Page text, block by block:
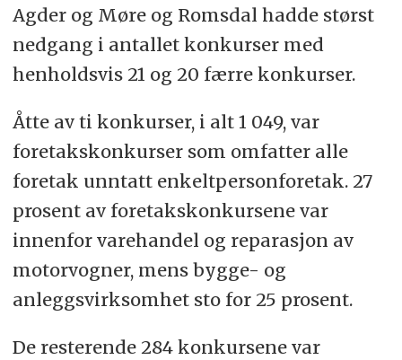
Agder og Møre og Romsdal hadde størst
nedgang i antallet konkurser med
henholdsvis 21 og 20 færre konkurser.
Åtte av ti konkurser, i alt 1 049, var
foretakskonkurser som omfatter alle
foretak unntatt enkeltpersonforetak. 27
prosent av foretakskonkursene var
innenfor varehandel og reparasjon av
motorvogner, mens bygge- og
anleggsvirksomhet sto for 25 prosent.
De resterende 284 konkursene var